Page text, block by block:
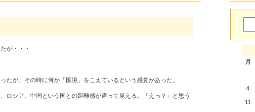
が・・・
たが、その時に何か「国境」をこえているという感覚があった。
ロシア、中国という国との距離感が違って見える。「えっ？」と思う
月
4
11